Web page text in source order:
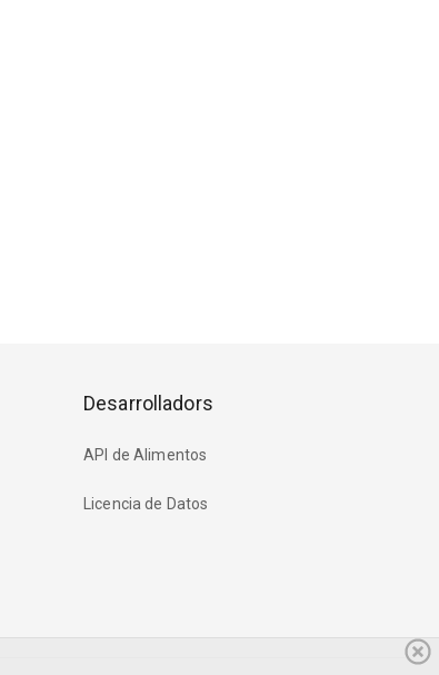
Desarrolladors
API de Alimentos
Licencia de Datos